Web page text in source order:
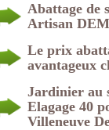
Abattage de
Artisan
Le prix
avantageux
Jardinier au
Elagage 40
Villeneuve